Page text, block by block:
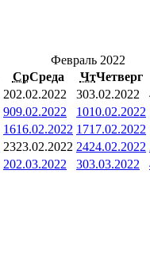
Февраль 2022
СрСреда ЧтЧетверг
202.02.2022 303.02.2022
909.02.2022 1010.02.2022
1616.02.2022 1717.02.2022
2323.02.2022 2424.02.2022
202.03.2022 303.03.2022